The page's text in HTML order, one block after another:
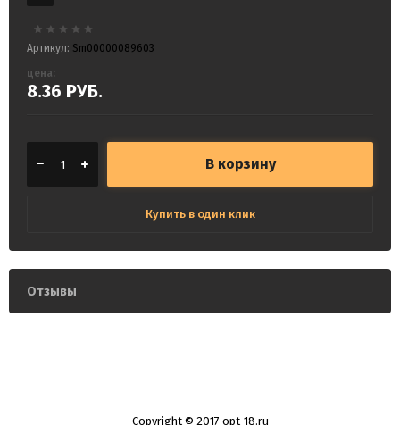
Артикул: Sm00000089603
цена:
8.36 РУБ.
В корзину
Купить в один клик
Отзывы
Copyright © 2017 opt-18.ru